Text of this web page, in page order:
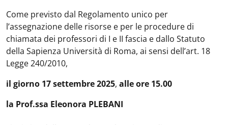
Come previsto dal Regolamento unico per
l’assegnazione delle risorse e per le procedure di
chiamata dei professori di I e II fascia e dallo Statuto
della Sapienza Università di Roma, ai sensi dell’art. 18
Legge 240/2010,
il giorno 17 settembre 2025, alle ore 15.00
la Prof.ssa Eleonora PLEBANI